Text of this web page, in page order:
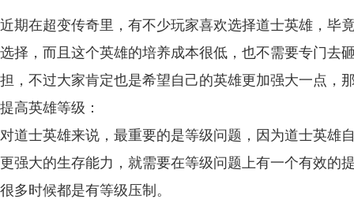
近期在超变传奇里，有不少玩家喜欢选择道士英雄，毕
选择，而且这个英雄的培养成本很低，也不需要专门去
担，不过大家肯定也是希望自己的英雄更加强大一点，
提高英雄等级：
对道士英雄来说，最重要的是等级问题，因为道士英雄
更强大的生存能力，就需要在等级问题上有一个有效的
很多时候都是有等级压制。